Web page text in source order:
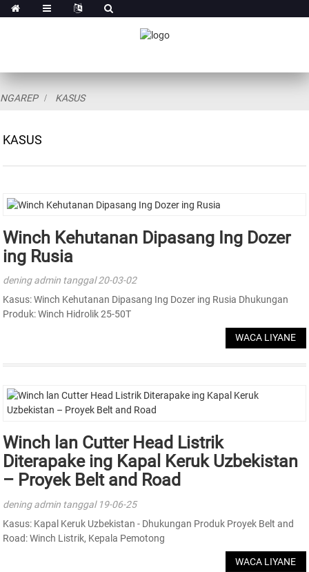
NGAREP KASUS
KASUS
Winch Kehutanan Dipasang Ing Dozer
ing Rusia
dening admin tanggal 20-03-02
Kasus: Winch Kehutanan Dipasang Ing Dozer ing Rusia Dhukungan
Produk: Winch Hidrolik 25-50T
WACA LIYANE
Winch lan Cutter Head Listrik
Diterapake ing Kapal Keruk Uzbekistan
– Proyek Belt and Road
dening admin tanggal 19-06-25
Kasus: Kapal Keruk Uzbekistan - Dhukungan Produk Proyek Belt and
Road: Winch Listrik, Kepala Pemotong
WACA LIYANE